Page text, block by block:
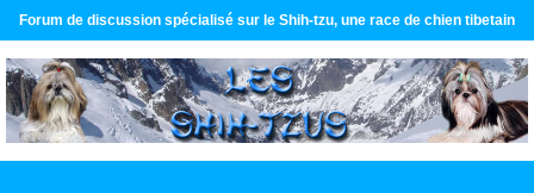
Forum de discussion spécialisé sur le Shih-tzu, une race de chien tibetain